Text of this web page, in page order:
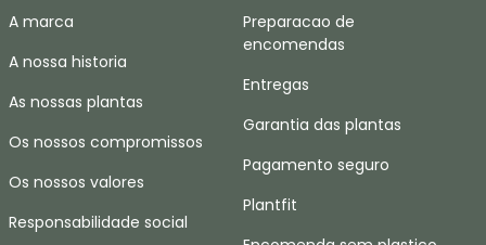
A marca
A nossa historia
As nossas plantas
Os nossos compromissos
Os nossos valores
Responsabilidade social
Preparacao de
encomendas
Entregas
Garantia das plantas
Pagamento seguro
Plantfit